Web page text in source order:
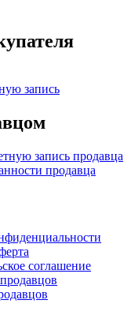
запись
запись продавца
продавца
соглашение